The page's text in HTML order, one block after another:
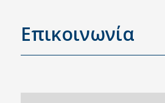
Επικοινωνία